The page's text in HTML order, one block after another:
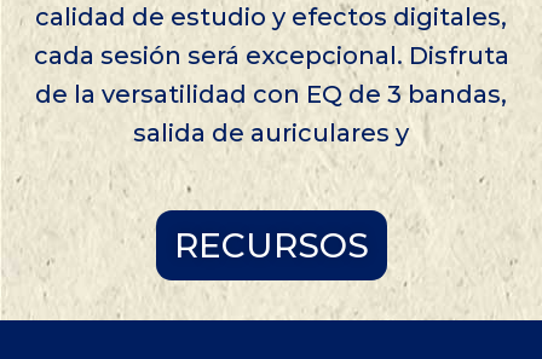
calidad de estudio y efectos digitales,
cada sesión será excepcional. Disfruta
de la versatilidad con EQ de 3 bandas,
salida de auriculares y
RECURSOS